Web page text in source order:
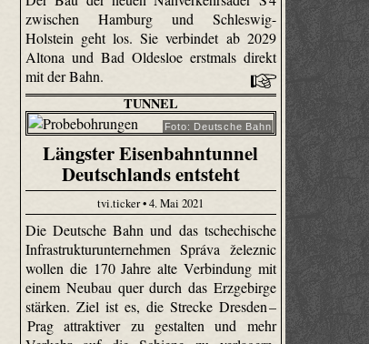
zwischen Hamburg und Schleswig-
Holstein geht los. Sie verbindet ab 2029
Altona und Bad Oldesloe erstmals direkt
mit der Bahn.
TUNNEL
Foto: Deutsche Bahn
Längster Eisenbahntunnel
Deutschlands entsteht
tvi.ticker • 4. Mai 2021
Die Deutsche Bahn und das tschechische
Infrastrukturunternehmen Správa železnic
wollen die 170 Jahre alte Verbindung mit
einem Neubau quer durch das Erzgebirge
stärken. Ziel ist es, die Strecke Dresden –
Prag attraktiver zu gestalten und mehr